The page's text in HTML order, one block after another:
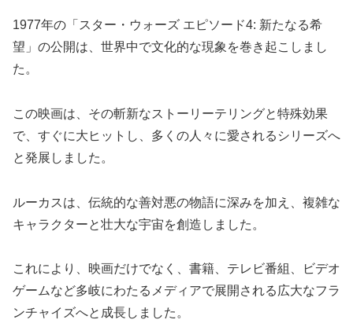
1977年の「スター・ウォーズ エピソード4: 新たなる希
望」の公開は、世界中で文化的な現象を巻き起こしまし
た。
この映画は、その斬新なストーリーテリングと特殊効果
で、すぐに大ヒットし、多くの人々に愛されるシリーズへ
と発展しました。
ルーカスは、伝統的な善対悪の物語に深みを加え、複雑な
キャラクターと壮大な宇宙を創造しました。
これにより、映画だけでなく、書籍、テレビ番組、ビデオ
ゲームなど多岐にわたるメディアで展開される広大なフラ
ンチャイズへと成長しました。